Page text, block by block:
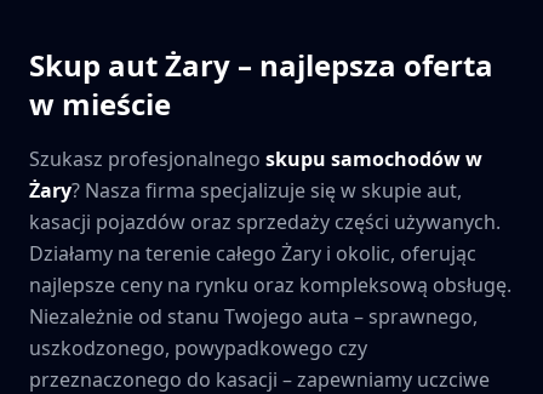
Skup autŻary – najlepsza oferta
w mieście
Szukasz profesjonalnego skupu samochodów w
Żary? Nasza firma specjalizuje się w skupie aut,
kasacji pojazdów oraz sprzedaży części używanych.
Działamy na terenie całego Żary i okolic, oferując
najlepsze ceny na rynku oraz kompleksową obsługę.
Niezależnie od stanu Twojego auta – sprawnego,
uszkodzonego, powypadkowego czy
przeznaczonego do kasacji – zapewniamy uczciwe